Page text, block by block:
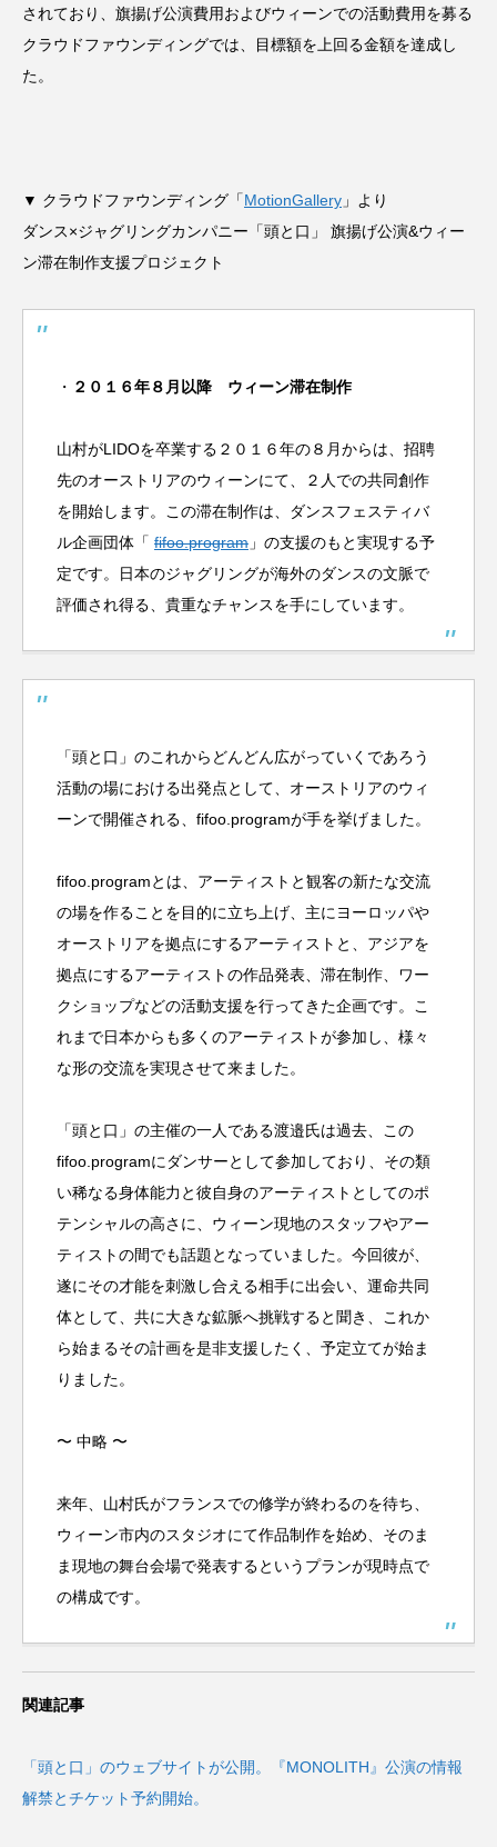
されており、旗揚げ公演費用およびウィーンでの活動費用を募る
クラウドファウンディングでは、目標額を上回る金額を達成し
た。
▼ クラウドファウンディング「MotionGallery 」より
ダンス×ジャグリングカンパニー「頭と口」 旗揚げ公演&ウィー
ン滞在制作支援プロジェクト
・ ２０１６年８月以降 ウィーン滞在制作
山村がLIDOを卒業する２０１６年の８月からは、招聘
先のオーストリアのウィーンにて、２人での共同創作
を開始します。この滞在制作は、ダンスフェスティバ
ル企画団体「 fifoo.program 」の支援のもと実現する予
定です。日本のジャグリングが海外のダンスの文脈で
評価され得る、貴重なチャンスを手にしています。
「頭と口」のこれからどんどん広がっていくであろう
活動の場における出発点として、オーストリアのウィ
ーンで開催される、fifoo.programが手を挙げました。
fifoo.programとは、アーティストと観客の新たな交流
の場を作ることを目的に立ち上げ、主にヨーロッパや
オーストリアを拠点にするアーティストと、アジアを
拠点にするアーティストの作品発表、滞在制作、ワー
クショップなどの活動支援を行ってきた企画です。こ
れまで日本からも多くのアーティストが参加し、様々
な形の交流を実現させて来ました。
「頭と口」の主催の一人である渡邉氏は過去、この
fifoo.programにダンサーとして参加しており、その類
い稀なる身体能力と彼自身のアーティストとしてのポ
テンシャルの高さに、ウィーン現地のスタッフやアー
ティストの間でも話題となっていました。今回彼が、
遂にその才能を刺激し合える相手に出会い、運命共同
体として、共に大きな鉱脈へ挑戦すると聞き、これか
ら始まるその計画を是非支援したく、予定立てが始ま
りました。
〜 中略 〜
来年、山村氏がフランスでの修学が終わるのを待ち、
ウィーン市内のスタジオにて作品制作を始め、そのま
ま現地の舞台会場で発表するというプランが現時点で
の構成です。
関連記事
「頭と口」のウェブサイトが公開。『MONOLITH』公演の情報
解禁とチケット予約開始。